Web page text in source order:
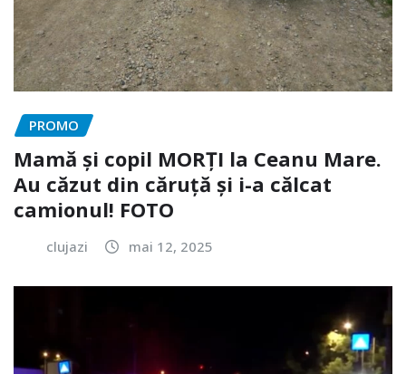
PROMO
Mamă și copil MORȚI la Ceanu Mare.
Au căzut din căruță și i-a călcat
camionul! FOTO
clujazi mai 12, 2025